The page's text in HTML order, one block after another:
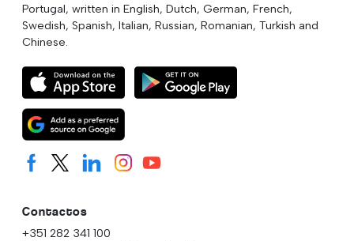
Portugal, written in English, Dutch, German, French,
Swedish, Spanish, Italian, Russian, Romanian, Turkish and
Chinese.
Contactos
+351 282 341 100